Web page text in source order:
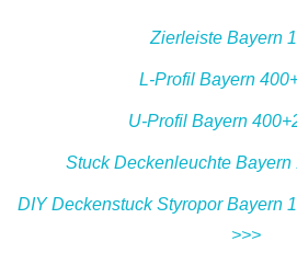
Zierleiste Bayern
L-Profil Bayern
U-Profil Bayern
Stuck Deckenleuchte Bayern
DIY Deckenstuck Styropor Bayern
>>>